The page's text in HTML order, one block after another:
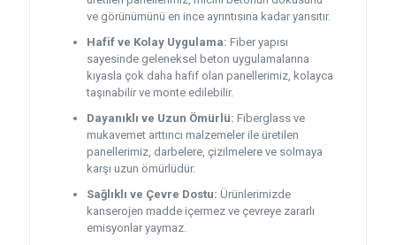
ve görünümünü en ince ayrıntısına kadar yansıtır.
Hafif ve Kolay Uygulama: Fiber yapısı
sayesinde geleneksel beton uygulamalarına
kıyasla çok daha hafif olan panellerimiz, kolayca
taşınabilir ve monte edilebilir.
Dayanıklı ve Uzun Ömürlü: Fiberglass ve
mukavemet arttırıcı malzemeler ile üretilen
panellerimiz, darbelere, çizilmelere ve solmaya
karşı uzun ömürlüdür.
Sağlıklı ve Çevre Dostu: Ürünlerimizde
kanserojen madde içermez ve çevreye zararlı
emisyonlar yaymaz.